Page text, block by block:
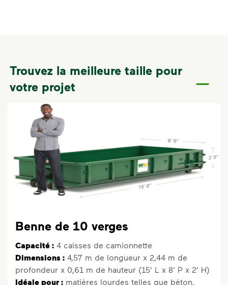
Trouvez la meilleure taille pour
votre projet
Benne de 10 verges
Capacité : 4 caisses de camionnette
Dimensions : 4,57 m de longueur x 2,44 m de
profondeur x 0,61 m de hauteur (15' L x 8' P x 2' H)
Idéale pour : matières lourdes telles que béton,